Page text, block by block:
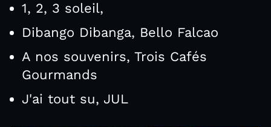
1, 2, 3 soleil,
Dibango Dibanga, Bello Falcao
A nos souvenirs, Trois Cafés
Gourmands
J'ai tout su, JUL